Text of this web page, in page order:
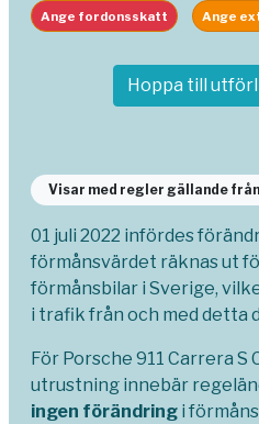
Ange fordonsskatt Ange
Hoppa till
Visar med regler gällande
01 juli 2022 infördes
förmånsvärdet räknas ut
förmånsbilar i Sverige,
i trafik från och med detta
För Porsche 911 Carrera S
utrustning innebär
ingen förändring i